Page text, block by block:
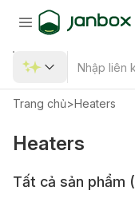
Trang chủ>Heaters
Heaters
Tất cả sản phẩm (